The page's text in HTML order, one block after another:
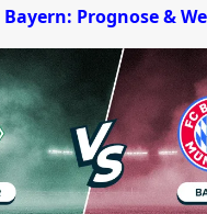
Prognose &